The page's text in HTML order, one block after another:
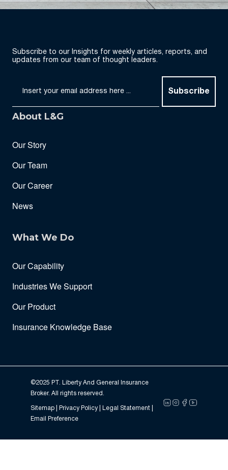
Subscribe to our Insights for weekly articles, reports, and
updates from our team of thought leaders.
Subscribe
About L&G
Our Story
Our Team
Our Career
News
What We Do
Our Capability
Industries We Support
Our Product
Insurance Knowledge Base
©2025 PT. Liberty And General Insurance
Broker. All rights reserved.
Sitemap | Privacy Policy | Legal Statement |
Email Preference